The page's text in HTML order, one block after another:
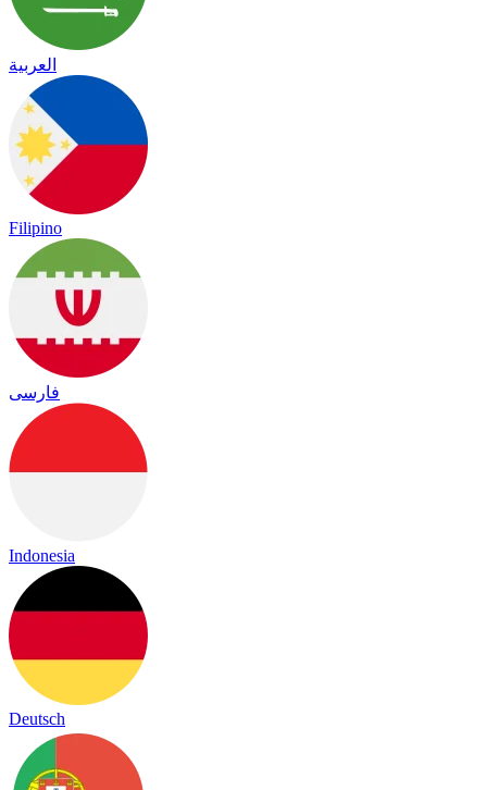
العربية
Filipino
فارسی
Indonesia
Deutsch